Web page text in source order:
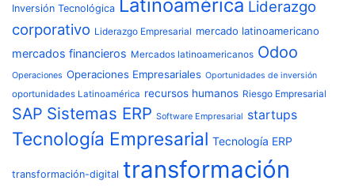
Inversión Tecnológica Latinoamérica Liderazgo
corporativo Liderazgo Empresarial mercado latinoamericano
mercados financieros Mercados latinoamericanos Odoo
Operaciones Operaciones Empresariales Oportunidades de inversión
oportunidades Latinoamérica recursos humanos Riesgo Empresarial
SAP Sistemas ERP Software Empresarial startups
Tecnología Empresarial Tecnología ERP
transformación-digital transformación